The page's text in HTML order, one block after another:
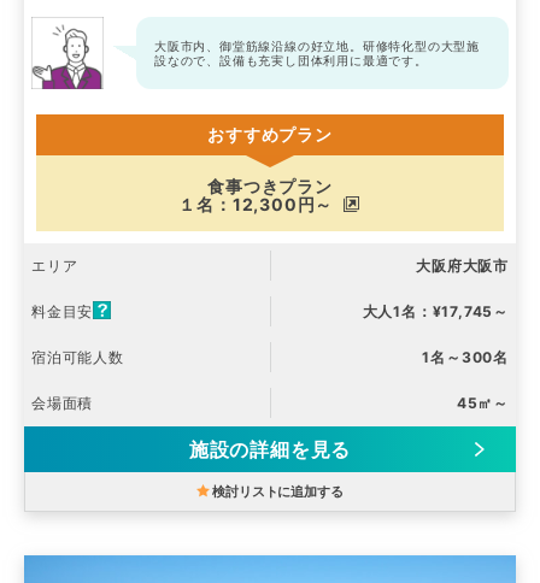
大阪市内、御堂筋線沿線の好立地。研修特化型の大型施
設なので、設備も充実し団体利用に最適です。
おすすめプラン
食事つきプラン
１名：12,300円～
エリア 大阪府大阪市
料金目安 大人1名：¥17,745～
宿泊可能人数 1名～300名
会場面積 45㎡～
施設の詳細を見る
検討リストに追加する